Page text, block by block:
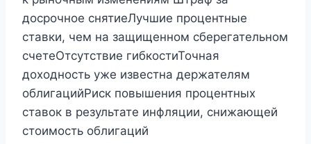
досрочное снятиеЛучшие процентные
ставки, чем на защищенном сберегательном
счетеОтсутствие гибкостиТочная
доходность уже известна держателям
облигацийРиск повышения процентных
ставок в результате инфляции, снижающей
стоимость облигаций